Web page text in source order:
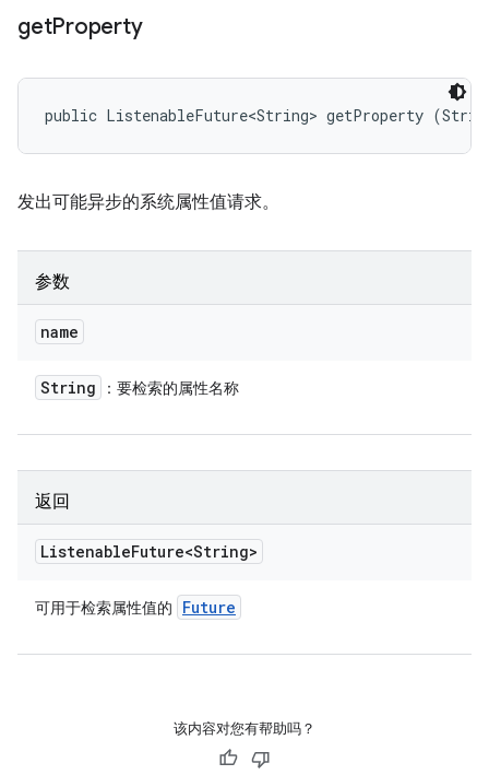
getProperty
public ListenableFuture<String> getProperty
发出可能异步的系统属性值请求。
参数
name
String ：要检索的属性名称
返回
ListenableFuture<String>
可用于检索属性值的 Future
该内容对您有帮助吗？